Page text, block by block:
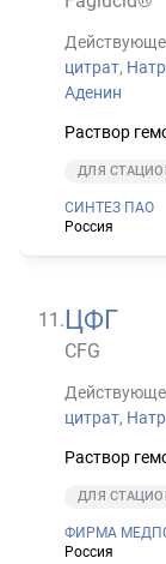
цитрат,
Аденин
Раствор
ДЛЯ
СИНТЕЗ ПАО
Россия
11 .ЦФГ
CFG
цитрат,
Раствор
ДЛЯ
ФИРМА
Россия